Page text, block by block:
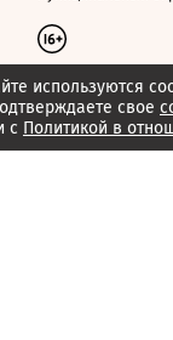
используются
свое
с Политикой в